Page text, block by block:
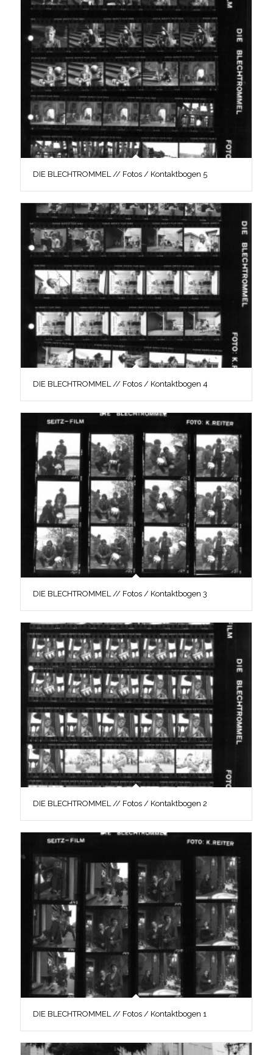
DIE BLECHTROMMEL // Fotos / Kontaktbogen 5
DIE BLECHTROMMEL // Fotos / Kontaktbogen 4
DIE BLECHTROMMEL // Fotos / Kontaktbogen 3
DIE BLECHTROMMEL // Fotos / Kontaktbogen 2
DIE BLECHTROMMEL // Fotos / Kontaktbogen 1